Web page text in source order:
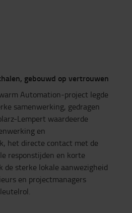
gebouwd op vertrouwen
Automation-project legde
samenwerking, gedragen
Lempert waardeerde
en
het directe contact met de
responstijden en korte
de sterke lokale aanwezigheid
en projectmanagers